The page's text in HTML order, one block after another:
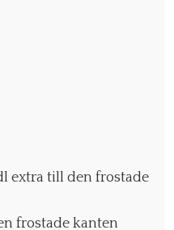
extra till den frostade
frostade kanten